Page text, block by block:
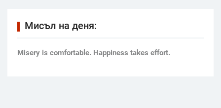
Мисъл на деня:
Мisery is comfortable. Happiness takes effort.